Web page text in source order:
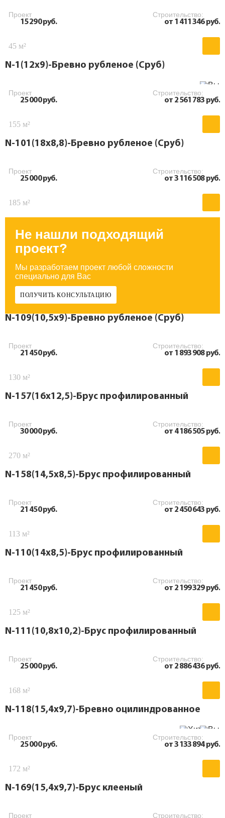
Проект
15 290 руб.
Строительство:
от 1 411 346 руб.
45 м²
N-1(12х9)-Бревно рубленое (Сруб)
Проект
25 000 руб.
Строительство:
от 2 561 783 руб.
155 м²
N-101(18х8,8)-Бревно рубленое (Сруб)
Проект
25 000 руб.
Строительство:
от 3 116 508 руб.
185 м²
Не нашли подходящий
проект?
Мы разработаем проект любой сложности
специально для Вас
ПОЛУЧИТЬ КОНСУЛЬТАЦИЮ
N-109(10,5х9)-Бревно рубленое (Сруб)
Проект
21 450 руб.
Строительство:
от 1 893 908 руб.
130 м²
N-157(16x12,5)-Брус профилированный
Проект
30 000 руб.
Строительство:
от 4 186 505 руб.
270 м²
N-158(14,5x8,5)-Брус профилированный
Проект
21 450 руб.
Строительство:
от 2 450 643 руб.
113 м²
N-110(14х8,5)-Брус профилированный
Проект
21 450 руб.
Строительство:
от 2 199 329 руб.
125 м²
N-111(10,8х10,2)-Брус профилированный
Проект
25 000 руб.
Строительство:
от 2 886 436 руб.
168 м²
N-118(15,4x9,7)-Бревно оцилиндрованное
Проект
25 000 руб.
Строительство:
от 3 133 894 руб.
172 м²
N-169(15,4x9,7)-Брус клееный
Проект Строительство: